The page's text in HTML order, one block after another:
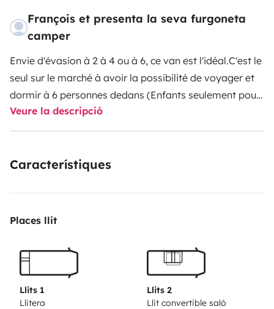
François et presenta la seva furgoneta
camper
Envie d'évasion à 2 à 4 ou à 6, ce van est l'idéal.C'est le
seul sur le marché à avoir la possibilité de voyager et
dormir à 6 personnes dedans (Enfants seulement pour
les lits superposés), tout en gardant les dimensions
passe-partout.vous retrouverez le confort d'un
c'est le compagnon incontournable pour une évasion
Veure la descripció
Característiques
Places llit
Llits 1
Llitera
Llits 2
Llit convertible saló